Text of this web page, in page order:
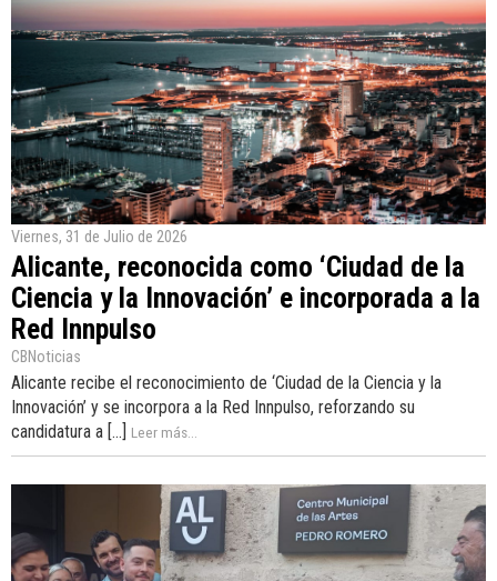
Viernes, 31 de Julio de 2026
Alicante, reconocida como ‘Ciudad de la
Ciencia y la Innovación’ e incorporada a la
Red Innpulso
CBNoticias
Alicante recibe el reconocimiento de ‘Ciudad de la Ciencia y la
Innovación’ y se incorpora a la Red Innpulso, reforzando su
candidatura a [...] Leer más...